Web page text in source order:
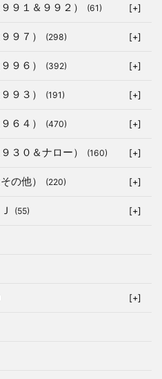
９１＆９９２） (61) [+]
９７） (298) [+]
９６） (392) [+]
９３） (191) [+]
６４） (470) [+]
３０＆ナロー） (160) [+]
の他） (220) [+]
(55) [+]
[+]